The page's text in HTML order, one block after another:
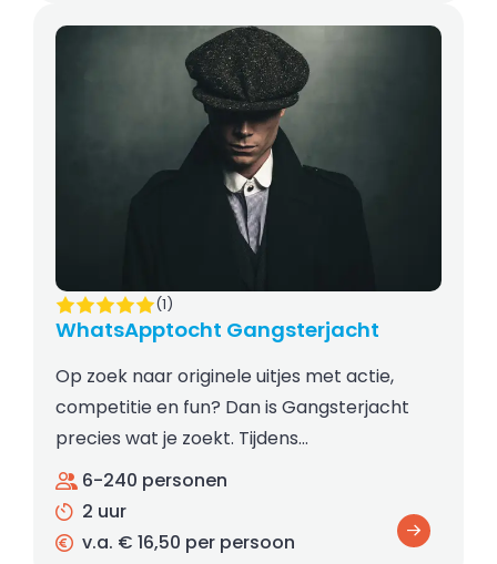
WhatsApptocht Gangsterjacht
(1)
Op zoek naar originele uitjes met actie,
competitie en fun? Dan is Gangsterjacht
precies wat je zoekt. Tijdens…
6-240 personen
2 uur
v.a. € 16,50 per persoon